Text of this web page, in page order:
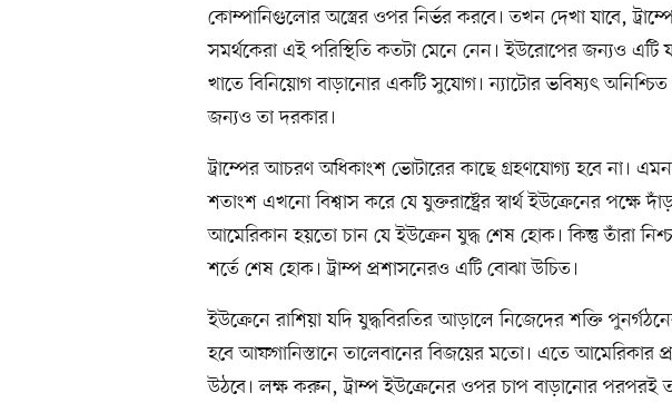
কোম্পানিগুলোর অস্ত্রের ওপর নির্ভর করবে। তখন দেখা যাবে,
সমর্থকেরা এই পরিস্থিতি কতটা মেনে নেন। ইউরোপের জন্যও এটি
খাতে বিনিয়োগ বাড়ানোর একটি সুযোগ। ন্যাটোর ভবিষ্যৎ
জন্যও তা দরকার।
ট্রাম্পের আচরণ অধিকাংশ ভোটারের কাছে গ্রহণযোগ্য হবে না।
শতাংশ এখনো বিশ্বাস করে যে যুক্তরাষ্ট্রের স্বার্থ ইউক্রেনের পক্ষে
আমেরিকান হয়তো চান যে ইউক্রেন যুদ্ধ শেষ হোক। কিন্তু তাঁরা
শর্তে শেষ হোক। ট্রাম্প প্রশাসনেরও এটি বোঝা উচিত।
ইউক্রেনে রাশিয়া যদি যুদ্ধবিরতির আড়ালে নিজেদের শক্তি
হবে আফগানিস্তানে তালেবানের বিজয়ের মতো। এতে আমেরিকার
উঠবে। লক্ষ করুন, ট্রাম্প ইউক্রেনের ওপর চাপ বাড়ানোর পরপরই